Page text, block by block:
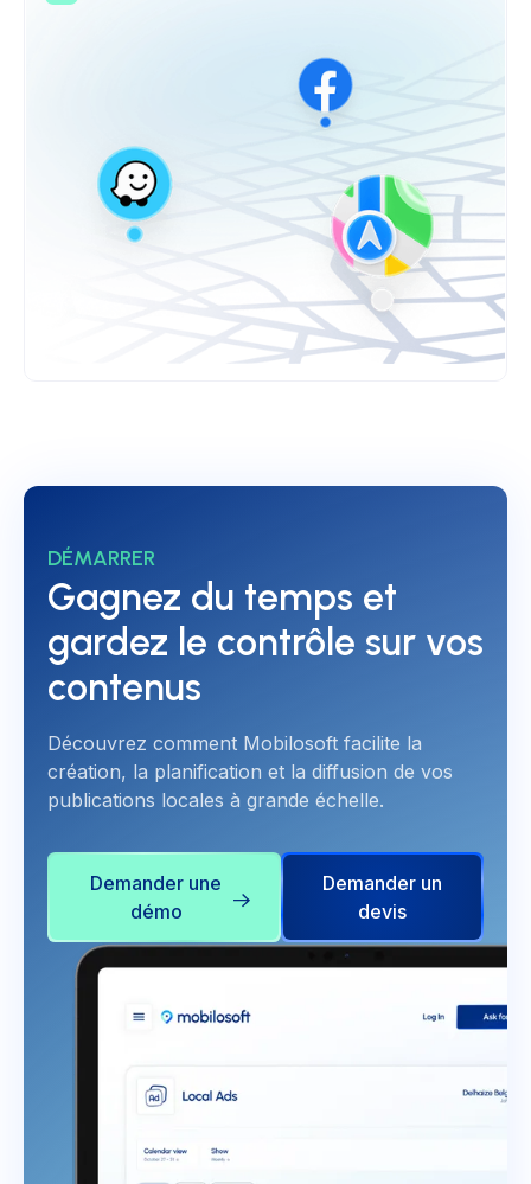
DÉMARRER
Gagnez du temps et
gardez le contrôle sur vos
contenus
Découvrez comment Mobilosoft facilite la
création, la planification et la diffusion de vos
publications locales à grande échelle.
Demander une
démo
Demander un
devis